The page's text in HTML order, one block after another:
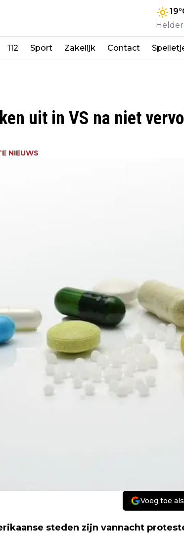
19
112 Sport Zakelijk Contact
uit in VS na niet
NIEUWS
Voeg toe
steden zijn vannacht